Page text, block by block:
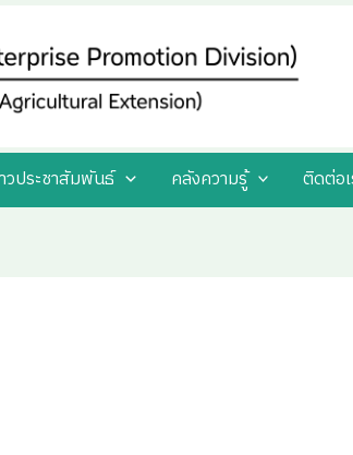
วประชาสัมพันธ์ คลังความรู้ ติดต่อ